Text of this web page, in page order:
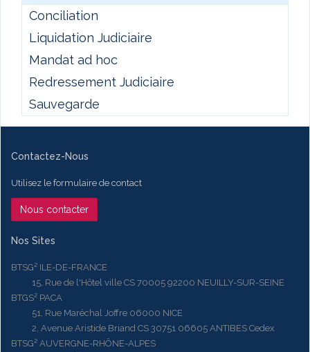
Conciliation
Liquidation Judiciaire
Mandat ad hoc
Redressement Judiciaire
Sauvegarde
Contactez-Nous
Utilisez le formulaire de contact
Nous contacter
Nos Sites
BTSG² ILE-DE-FRANCE
15, Rue de l'Hôtel ville CS 70005 92200 NEUILLY-SUR-SEINE
BTGS² PACA
51, Rue Maréchal Joffre 06000 NICE
2, Avenue Aristide Briand CS 30751 06605 ANTIBES Cedex
BTSG² AUVERGNE-RHÔNE-ALPES